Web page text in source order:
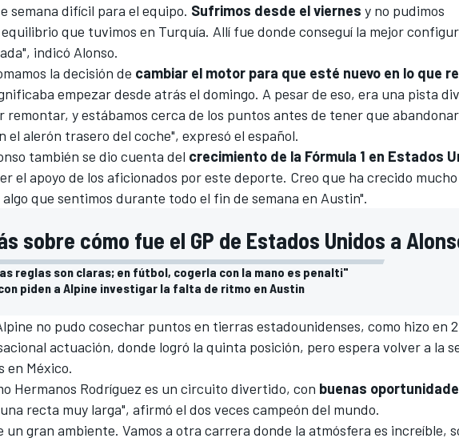
semana difícil para el equipo. Sufrimos desde el viernes y no pudimos
que tuvimos en Turquía. Allí fue donde conseguí la mejor
indicó Alonso.
la decisión de cambiar el motor para que esté nuevo en lo que
empezar desde atrás el domingo. A pesar de eso, era una pista
remontar, y estábamos cerca de los puntos antes de tener que
el alerón trasero del coche", expresó el español.
también se dio cuenta del crecimiento de la Fórmula 1 en Estados
el apoyo de los aficionados por este deporte. Creo que ha crecido
algo que sentimos durante todo el fin de semana en Austin".
sobre cómo fue el GP de Estados Unidos a
reglas son claras; en fútbol, cogerla con la mano es penalti"
piden a Alpine investigar la falta de ritmo en Austin
no pudo cosechar puntos en tierras estadounidenses, como hizo en
actuación, donde logró la quinta posición, pero espera volver a la
en México.
Hermanos Rodríguez es un circuito divertido, con buenas
recta muy larga", afirmó el dos veces campeón del mundo.
un gran ambiente. Vamos a otra carrera donde la atmósfera es increíble,